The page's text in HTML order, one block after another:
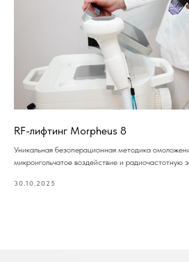
RF-лифтинг Morpheus 8
Уникальная безоперационная методика
микроигольчатое воздействие и радиочастотную
30.10.2025